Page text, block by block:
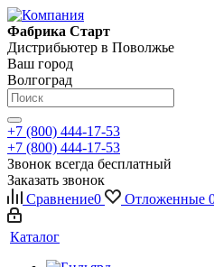
Фабрика Старт
Дистрибьютер в Поволжье
Ваш город
Волгоград
+7 (800) 444-17-53
+7 (800) 444-17-53
Звонок всегда бесплатный
Заказать звонок
Сравнение0 Отложенные
Каталог